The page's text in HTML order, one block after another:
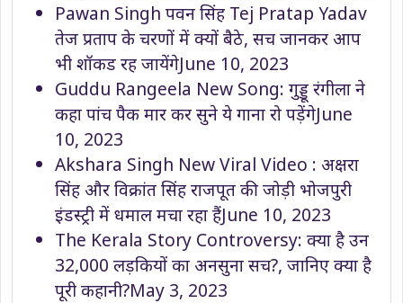
Pawan Singh पवन सिंह Tej Pratap Yadav
तेज प्रताप के चरणों में क्यों बैठे, सच जानकर आप
भी शॉकड रह जायेंगेJune 10, 2023
Guddu Rangeela New Song: गुड्डू रंगीला ने
कहा पांच पैक मार कर सुने ये गाना रो पड़ेंगेJune
10, 2023
Akshara Singh New Viral Video : अक्षरा
सिंह और विक्रांत सिंह राजपूत की जोड़ी भोजपुरी
इंडस्ट्री में धमाल मचा रहा हैंJune 10, 2023
The Kerala Story Controversy: क्या है उन
32,000 लड़कियों का अनसुना सच?, जानिए क्या है
पूरी कहानी?May 3, 2023